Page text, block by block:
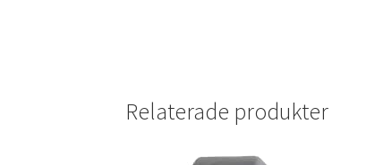
Relaterade produkter